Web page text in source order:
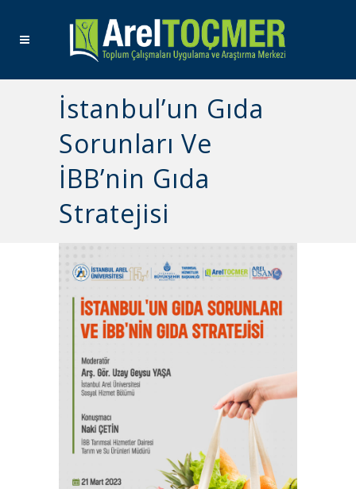
İstanbul’un Gıda
Sorunları Ve
İBB’nin Gıda
Stratejisi